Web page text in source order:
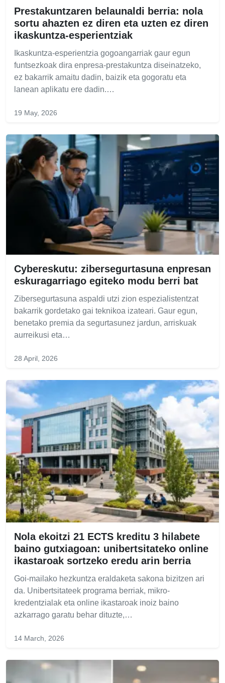
Prestakuntzaren belaunaldi berria: nola
sortu ahazten ez diren eta uzten ez diren
ikaskuntza-esperientziak
Ikaskuntza-esperientzia gogoangarriak gaur egun
funtsezkoak dira enpresa-prestakuntza diseinatzeko,
ez bakarrik amaitu dadin, baizik eta gogoratu eta
lanean aplikatu ere dadin.…
19 May, 2026
Cybereskutu: zibersegurtasuna enpresan
eskuragarriago egiteko modu berri bat
Zibersegurtasuna aspaldi utzi zion espezialistentzat
bakarrik gordetako gai teknikoa izateari. Gaur egun,
benetako premia da segurtasunez jardun, arriskuak
aurreikusi eta…
28 April, 2026
Nola ekoitzi 21 ECTS kreditu 3 hilabete
baino gutxiagoan: unibertsitateko online
ikastaroak sortzeko eredu arin berria
Goi-mailako hezkuntza eraldaketa sakona bizitzen ari
da. Unibertsitateek programa berriak, mikro-
kredentzialak eta online ikastaroak inoiz baino
azkarrago garatu behar dituzte,…
14 March, 2026